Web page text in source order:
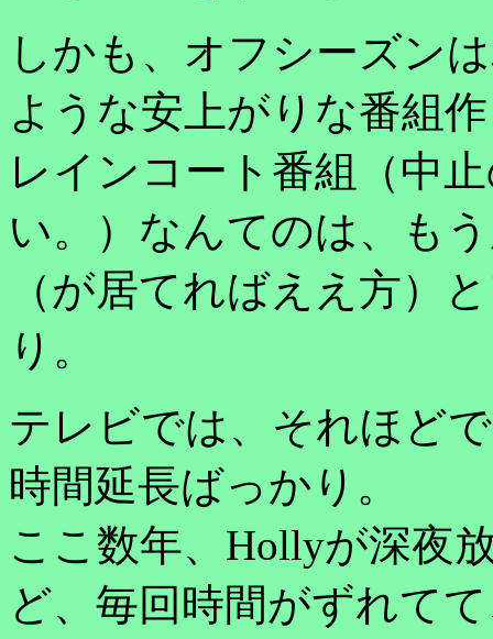
しかも、オフシーズン
ような安上がりな番組
レインコート番組（中
い。）なんてのは、も
（が居てればええ方）
り。
テレビでは、それほど
時間延長ばっかり。
ここ数年、Hollyが深夜
ど、毎回時間がずれて